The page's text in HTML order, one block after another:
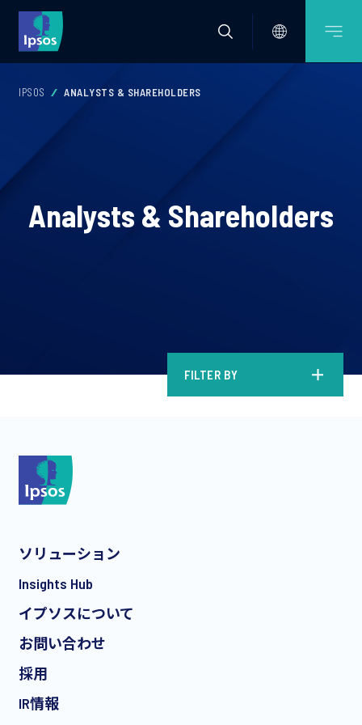
IPSOS ANALYSTS & SHAREHOLDERS
Analysts & Shareholders
FILTER BY
ソリューション
Insights Hub
イプソスについて
お問い合わせ
採用
IR情報